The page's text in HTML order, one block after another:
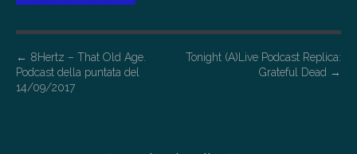
P
o
← 8Hertz – That Old Age.
Podcast della puntata del
14/09/2017
Tonight (A)Live Podcast Replica:
Grateful Dead →